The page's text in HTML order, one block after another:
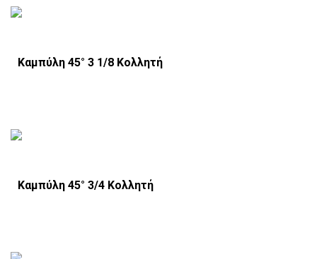
Καμπύλη 45° 3 1/8 Κολλητή
Καμπύλη 45° 3/4 Κολλητή